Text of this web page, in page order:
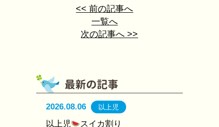
<< 前の記事へ
一覧へ
次の記事へ >>
2026.08.06 以上児
以上児 スイカ割り